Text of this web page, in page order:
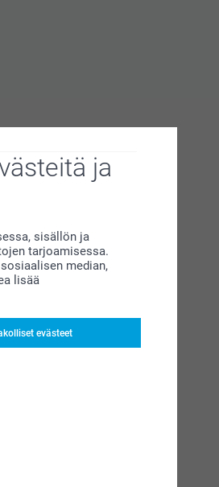
ja
sisällön ja
tarjoamisessa.
median,
lisää
evästeet